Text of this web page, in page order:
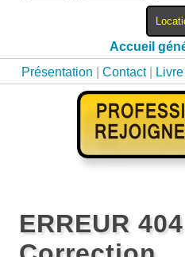
Accueil
Présentation
Contact
ERREUR